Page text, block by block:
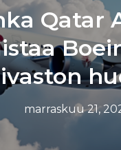
Qatar
marraskuu 21,